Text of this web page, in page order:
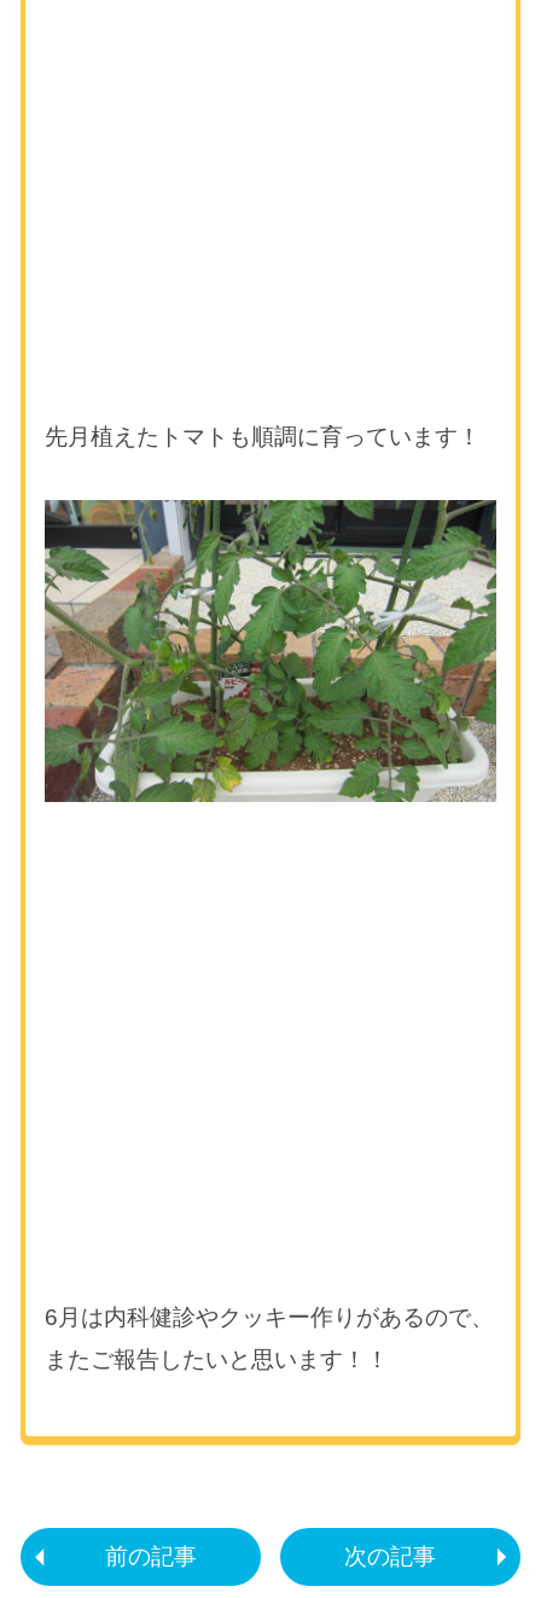
先月植えたトマトも順調に育っています！
6月は内科健診やクッキー作りがあるので、
またご報告したいと思います！！
前の記事 次の記事